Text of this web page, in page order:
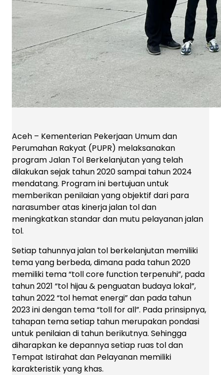
Aceh – Kementerian Pekerjaan Umum dan
Perumahan Rakyat (PUPR) melaksanakan
program Jalan Tol Berkelanjutan yang telah
dilakukan sejak tahun 2020 sampai tahun 2024
mendatang. Program ini bertujuan untuk
memberikan penilaian yang objektif dari para
narasumber atas kinerja jalan tol dan
meningkatkan standar dan mutu pelayanan jalan
tol.
Setiap tahunnya jalan tol berkelanjutan memiliki
tema yang berbeda, dimana pada tahun 2020
memiliki tema “toll core function terpenuhi”, pada
tahun 2021 “tol hijau & penguatan budaya lokal”,
tahun 2022 “tol hemat energi” dan pada tahun
2023 ini dengan tema “toll for all”. Pada prinsipnya,
tahapan tema setiap tahun merupakan pondasi
untuk penilaian di tahun berikutnya. Sehingga
diharapkan ke depannya setiap ruas tol dan
Tempat Istirahat dan Pelayanan memiliki
karakteristik yang khas.